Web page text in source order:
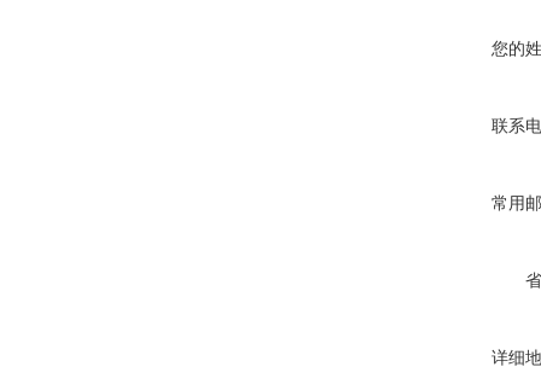
您的
联系
常用
详细